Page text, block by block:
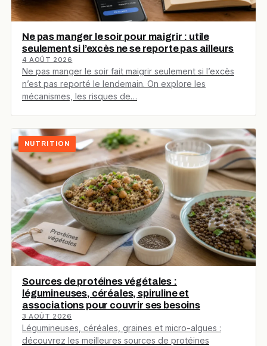
Ne pas manger le soir pour maigrir : utile
seulement si l’excès ne se reporte pas ailleurs
4 AOÛT 2026
Ne pas manger le soir fait maigrir seulement si l’excès
n’est pas reporté le lendemain. On explore les
mécanismes, les risques de…
NUTRITION
Sources de protéines végétales :
légumineuses, céréales, spiruline et
associations pour couvrir ses besoins
3 AOÛT 2026
Légumineuses, céréales, graines et micro-algues :
découvrez les meilleures sources de protéines